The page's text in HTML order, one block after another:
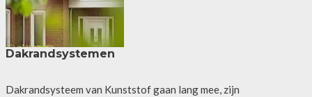
Dakrandsystemen
Dakrandsysteem van Kunststof gaan lang mee, zijn